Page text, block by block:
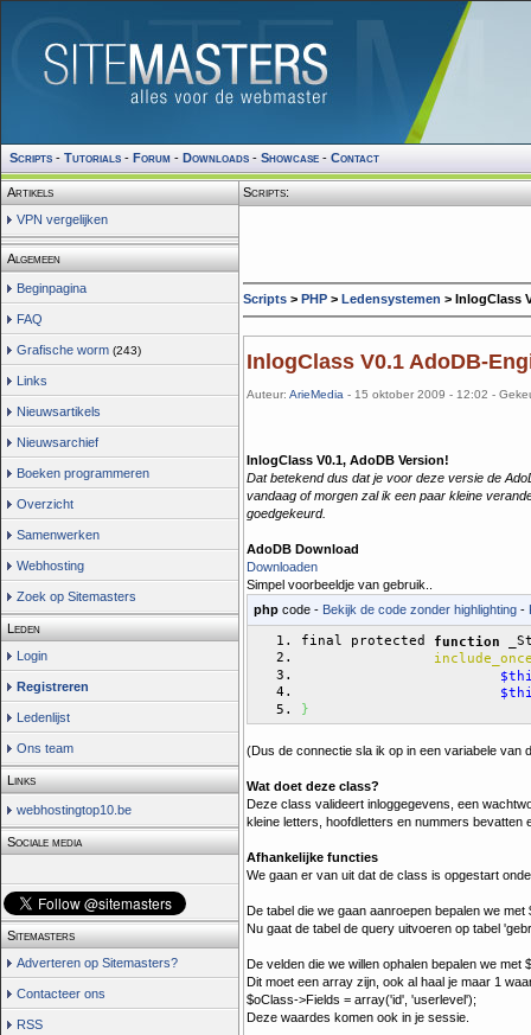
Scripts - Tutorials - Forum - Downloads - Showcase - Contact
Artikels
VPN vergelijken
Algemeen
Beginpagina
FAQ
Grafische worm (243)
Links
Nieuwsartikels
Nieuwsarchief
Boeken programmeren
Overzicht
Samenwerken
Webhosting
Zoek op Sitemasters
Leden
Login
Registreren
Ledenlijst
Ons team
Links
webhostingtop10.be
Sociale media
Sitemasters
Adverteren op Sitemasters?
Contacteer ons
RSS
Scripts:
Scripts > PHP > Ledensystemen > InlogClass
InlogClass V0.1 AdoDB-
Auteur: ArieMedia - 15 oktober 2009 - 12:02 -
InlogClass V0.1, AdoDB Version!
Dat betekend dus dat je voor deze versie de
vandaag of morgen zal ik een paar kleine
goedgekeurd.
AdoDB Download
Downloaden
Simpel voorbeeldje van gebruik..
php code - Bekijk de code zonder highlighting -
final protected function
}
(Dus de connectie sla ik op in een variabele van
Wat doet deze class?
Deze class valideert inloggegevens, een
kleine letters, hoofdletters en nummers bevatten
Afhankelijke functies
We gaan er van uit dat de class is opgestart
De tabel die we gaan aanroepen bepalen we
Nu gaat de tabel de query uitvoeren op tabel
De velden die we willen ophalen bepalen we met
Dit moet een array zijn, ook al haal je maar 1
$oClass->Fields = array('id', 'userlevel');
Deze waardes komen ook in je sessie.